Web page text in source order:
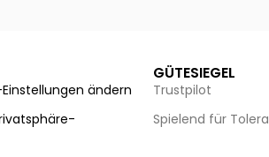
ändern
GÜTESIEGEL
Trustpilot
Spielend für